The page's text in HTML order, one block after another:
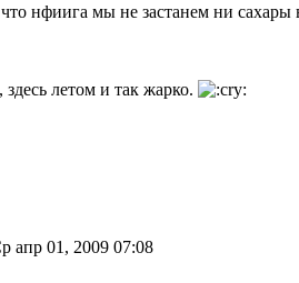
что нфиига мы не застанем ни
летом и так жарко.
апр 01, 2009 07:08